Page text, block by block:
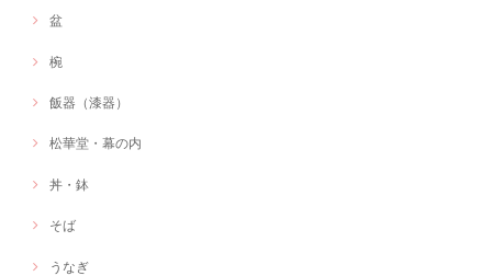
盆
椀
飯器（漆器）
松華堂・幕の内
丼・鉢
そば
うなぎ